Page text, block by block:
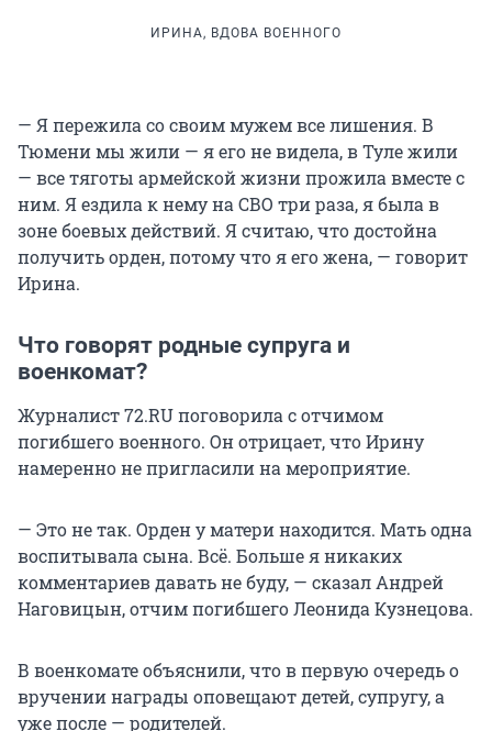
ИРИНА, ВДОВА ВОЕННОГО
— Я пережила со своим мужем все лишения. В
Тюмени мы жили — я его не видела, в Туле жили
— все тяготы армейской жизни прожила вместе с
ним. Я ездила к нему на СВО три раза, я была в
зоне боевых действий. Я считаю, что достойна
получить орден, потому что я его жена, — говорит
Ирина.
Что говорят родные супруга и
военкомат?
Журналист 72.RU поговорила с отчимом
погибшего военного. Он отрицает, что Ирину
намеренно не пригласили на мероприятие.
— Это не так. Орден у матери находится. Мать одна
воспитывала сына. Всё. Больше я никаких
комментариев давать не буду, — сказал Андрей
Наговицын, отчим погибшего Леонида Кузнецова.
В военкомате объяснили, что в первую очередь о
вручении награды оповещают детей, супругу, а
уже после — родителей.